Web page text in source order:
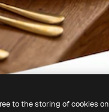
to the storing of cookies